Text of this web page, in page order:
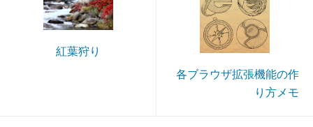
紅葉狩り
各ブラウザ拡張機能の作
り方メモ